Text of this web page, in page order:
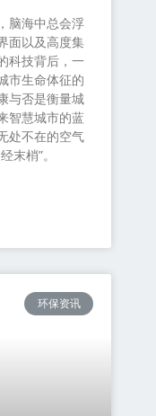
脑海中总会浮
面以及高度集
科技背后，一
市生命体征的
与否是衡量城
智慧城市的蓝
处不在的空气
末梢”。
环保资讯